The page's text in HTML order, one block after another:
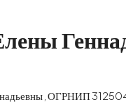
, ОГРНИП